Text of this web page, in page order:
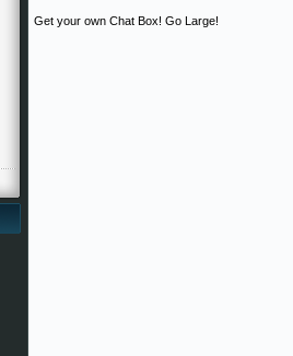
Get your own Chat Box! Go Large!